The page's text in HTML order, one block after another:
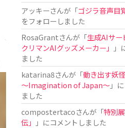
アッキーさんが「ゴジラ音声目
をフォローしました
RosaGrantさんが「生成AIサー
クリマンAIグッズメーカー」
」
ました
katarina8さんが「動き出す妖
〜Imagination of Japan〜」
ました
compostertacoさんが「特別
伝」
」にコメントしました